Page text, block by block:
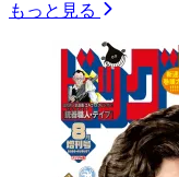
もっと見る